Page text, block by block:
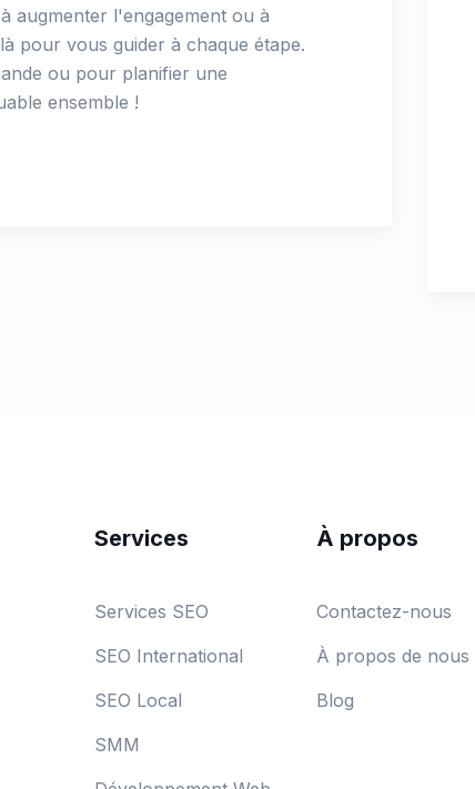
augmenter l'engagement ou à
pour vous guider à chaque étape.
ou pour planifier une
ensemble !
Services
Services SEO
SEO International
SEO Local
SMM
À propos
Contactez-nous
À propos de nous
Blog